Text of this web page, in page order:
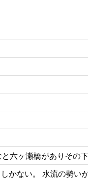
六ヶ瀬橋がありその
かない。 水流の勢い